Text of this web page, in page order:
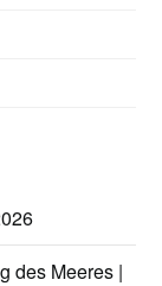
des Meeres |